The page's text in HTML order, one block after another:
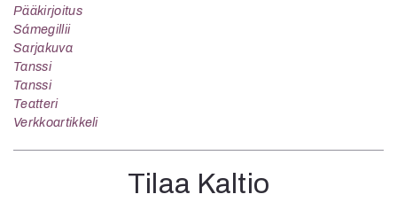
Pääkirjoitus
Sámegillii
Sarjakuva
Tanssi
Tanssi
Teatteri
Verkkoartikkeli
Tilaa Kaltio